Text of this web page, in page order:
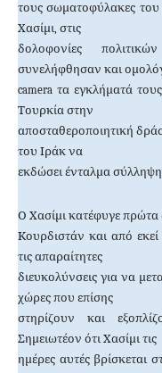
τους σωματοφύλακες του
Χασίμι, στις
δολοφονίες
συνελήφθησαν και
camera τα εγκλήματά
Τουρκία στην
αποσταθεροποιητική
του Ιράκ να
εκδώσει ένταλμα
Ο Χασίμι κατέφυγε
Κουρδιστάν και από
τις απαραίτητες
διευκολύνσεις για να
χώρες που επίσης
στηρίζουν και
Σημειωτέον ότι Χασίμι τις
ημέρες αυτές βρίσκεται